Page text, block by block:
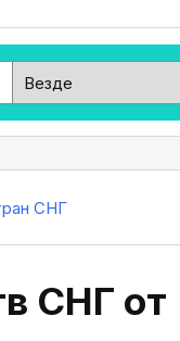
СНГ
СНГ от